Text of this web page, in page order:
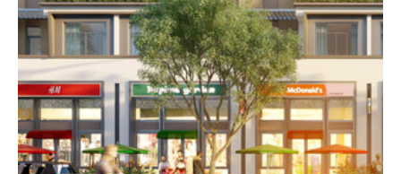
Khu nhà trẻ.